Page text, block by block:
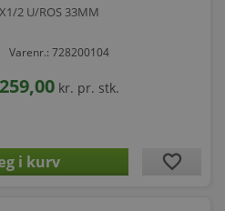
2 U/ROS 33MM
Varenr.: 728200104
259,00 kr. pr. stk.
favorite